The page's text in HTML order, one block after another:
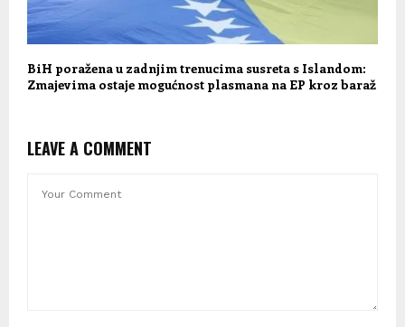
BiH poražena u zadnjim trenucima susreta s Islandom:
Zmajevima ostaje mogućnost plasmana na EP kroz baraž
LEAVE A COMMENT